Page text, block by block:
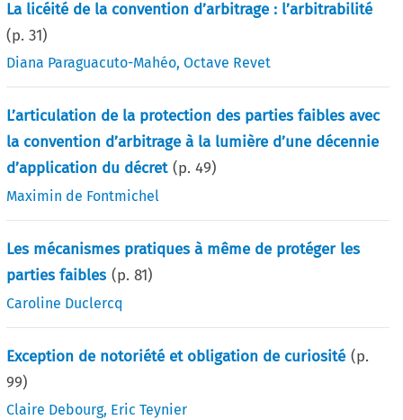
La licéité de la convention d’arbitrage : l’arbitrabilité
(p.31)
Diana Paraguacuto-Mahéo,Octave Revet
L’articulation de la protection des parties faibles avec
la convention d’arbitrage à la lumière d’une décennie
d’application du décret (p.49)
Maximin de Fontmichel
Les mécanismes pratiques à même de protéger les
parties faibles (p.81)
Caroline Duclercq
Exception de notoriété et obligation de curiosité (p.
99)
Claire Debourg, Eric Teynier